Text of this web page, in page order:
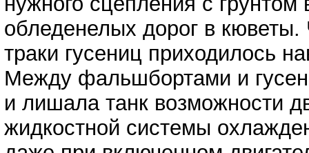
обледенелых дорог в кюветы.
траки гусениц приходилось
Между фальшбортами и
и лишала танк возможности
жидкостной системы